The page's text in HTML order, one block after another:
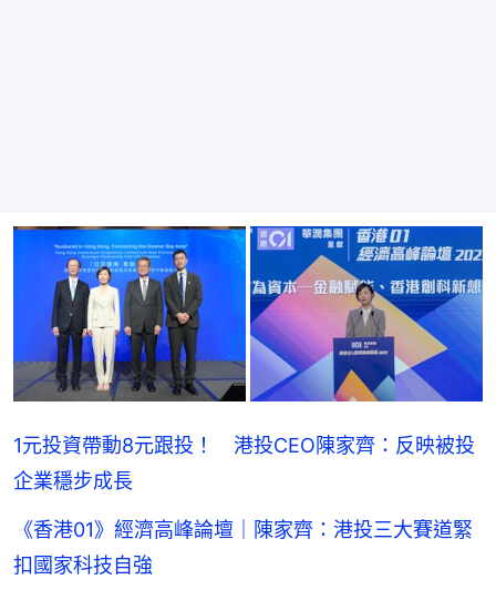
1元投資帶動8元跟投！ 港投CEO陳家齊：反映被投
企業穩步成長
《香港01》經濟高峰論壇｜陳家齊：港投三大賽道緊
扣國家科技自強